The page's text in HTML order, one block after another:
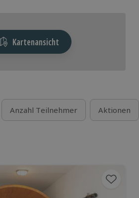
Kartenansicht
Anzahl Teilnehmer Aktionen